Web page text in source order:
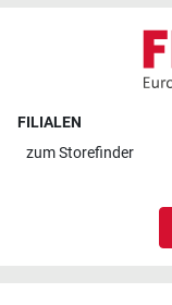
FILIALEN
zumStorefinder